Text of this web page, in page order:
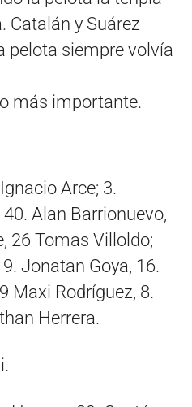
Catalán y Suárez
pelota siempre volvía
más importante.
Arce; 3.
Alan Barrionuevo,
26 Tomas Villoldo;
Jonatan Goya, 16.
Maxi Rodríguez, 8.
Herrera.